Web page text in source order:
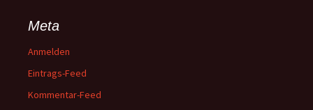
Meta
Anmelden
Eintrags-Feed
Kommentar-Feed